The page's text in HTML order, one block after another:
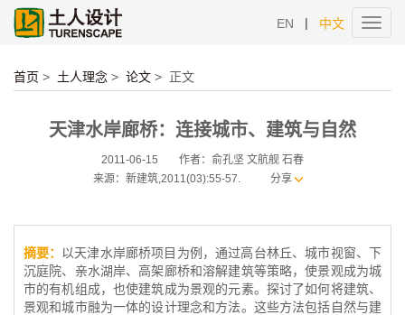
EN | 中文
首页 > 土人理念 > 论文 > 正文
天津水岸廊桥：连接城市、建筑与自然
2011-06-15
作者：俞孔坚 文航舰 石春
来源：新建筑,2011(03):55-57.
分享
摘要：
以天津水岸廊桥项目为例，通过高台林丘、城市视窗、下
沉庭院、亲水湖岸、高架廊桥和溶解建筑等策略，使景观成为城
市的有机组成，也使建筑成为景观的元素。探讨了如何将建筑、
景观和城市融为一体的设计理念和方法。这些方法包括自然与建